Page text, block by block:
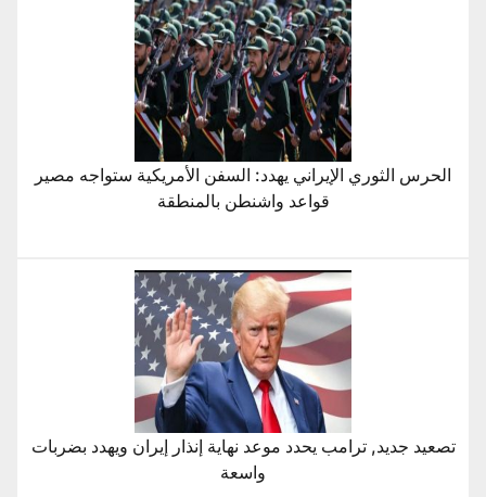
الحرس الثوري الإيراني يهدد: السفن الأمريكية ستواجه مصير
قواعد واشنطن بالمنطقة
تصعيد جديد, ترامب يحدد موعد نهاية إنذار إيران ويهدد بضربات
واسعة